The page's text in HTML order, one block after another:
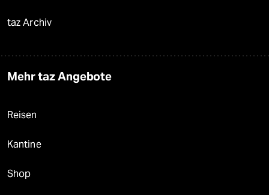
taz Archiv
Mehr taz Angebote
Reisen
Kantine
Shop